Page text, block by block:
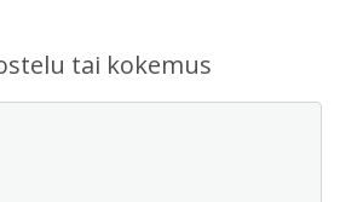
tai kokemus